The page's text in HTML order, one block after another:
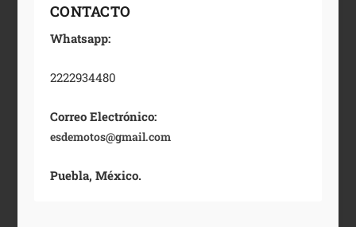
CONTACTO
Whatsapp:
2222934480
Correo Electrónico:
esdemotos@gmail.com
Puebla, México.